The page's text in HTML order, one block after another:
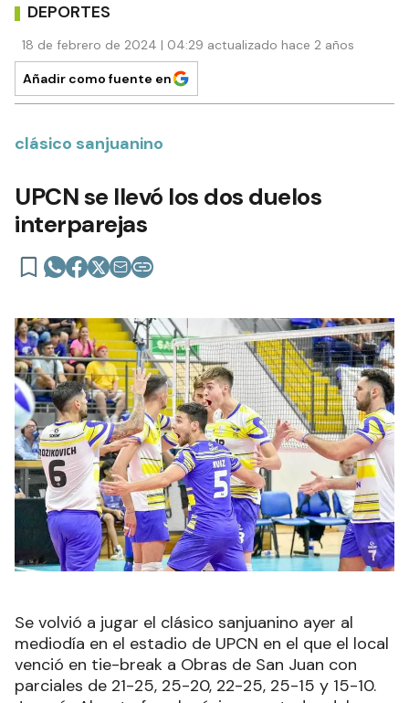
DEPORTES
18 de febrero de 2024 | 04:29 actualizado hace 2 años
Añadir como fuente en
clásico sanjuanino
UPCN se llevó los dos duelos
interparejas
Se volvió a jugar el clásico sanjuanino ayer al
mediodía en el estadio de UPCN en el que el local
venció en tie-break a Obras de San Juan con
parciales de 21-25, 25-20, 22-25, 25-15 y 15-10.